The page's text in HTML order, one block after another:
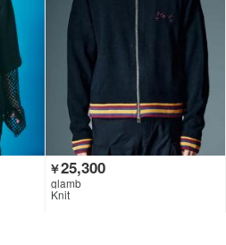
￥25,300
glamb
Knit